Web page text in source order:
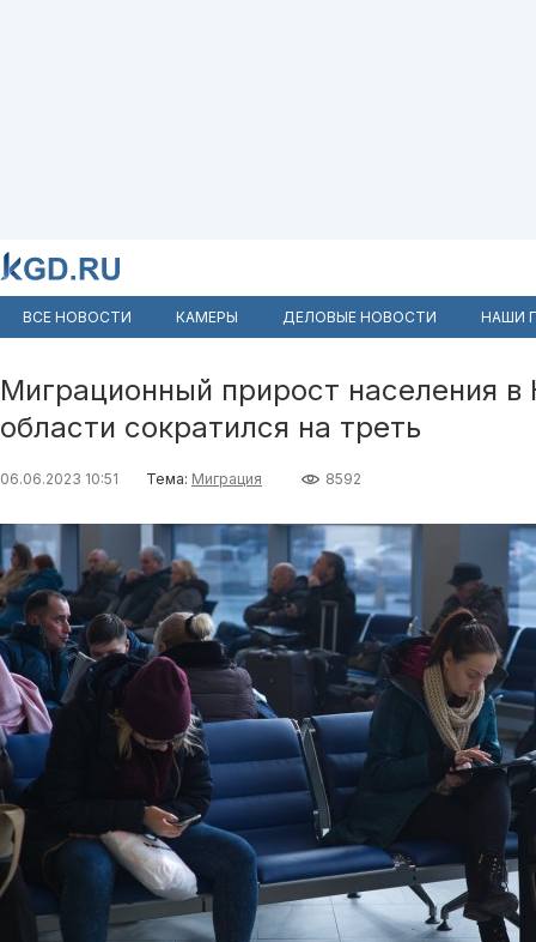
ВСЕ НОВОСТИ КАМЕРЫ ДЕЛОВЫЕ НОВОСТИ НАШИ
Миграционный прирост населения в
области сократился на треть
06.06.2023 10:51 Тема: Миграция 8592